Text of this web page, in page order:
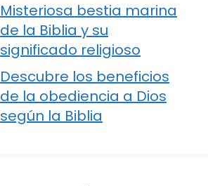
Misteriosa bestia marina
de la Biblia y su
significado religioso
Descubre los beneficios
de la obediencia a Dios
según la Biblia